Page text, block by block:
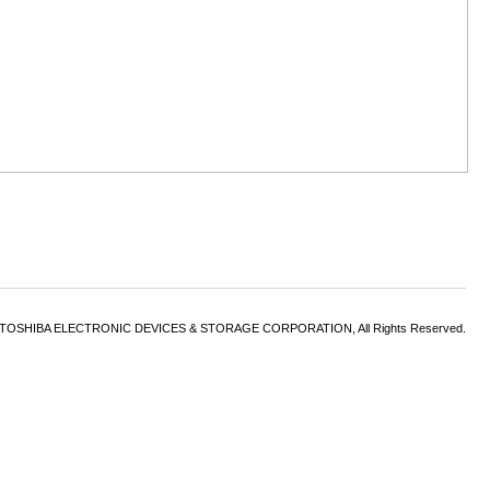
ELECTRONIC DEVICES & STORAGE CORPORATION, All Rights Reserved.